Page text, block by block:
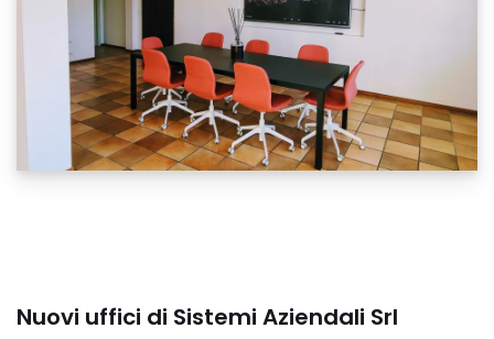
Nuovi uffici di Sistemi Aziendali Srl